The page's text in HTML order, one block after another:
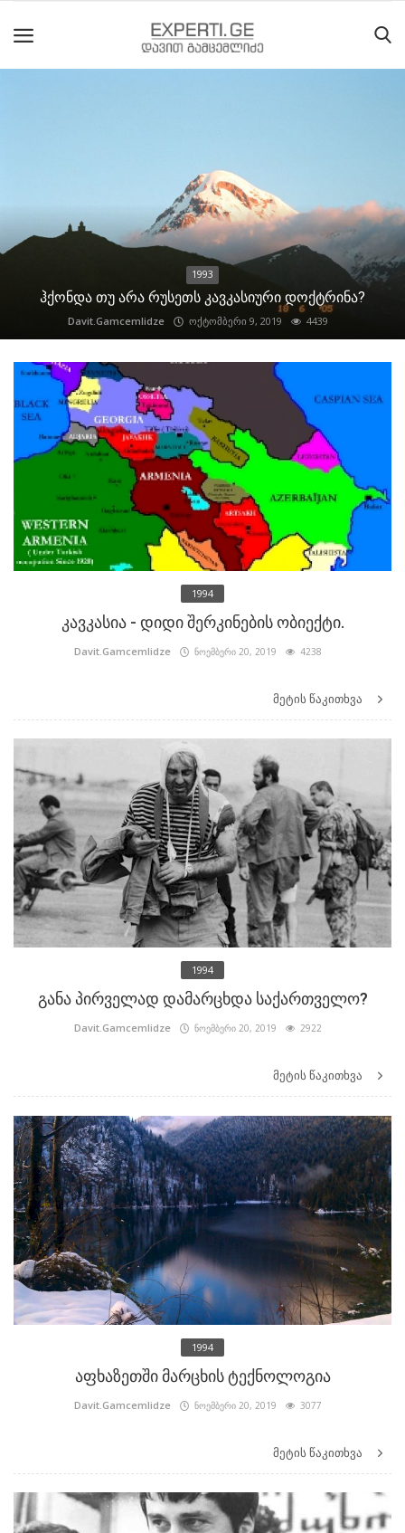
შესახებ
მოძრაობის
ისტორია
სტატიები
1993
ჰქონდა თუ არა რუსეთს კავკასიური დოქტრინა?
Davit.Gamcemlidze ოქტომბერი 9, 2019 4439
1994
კავკასია - დიდი შერკინების ობიექტი.
Davit.Gamcemlidze ნოემბერი 20, 2019 4238
მეტის წაკითხვა
1994
განა პირველად დამარცხდა საქართველო?
Davit.Gamcemlidze ნოემბერი 20, 2019 2922
მეტის წაკითხვა
1994
აფხაზეთში მარცხის ტექნოლოგია
Davit.Gamcemlidze ნოემბერი 20, 2019 3077
მეტის წაკითხვა